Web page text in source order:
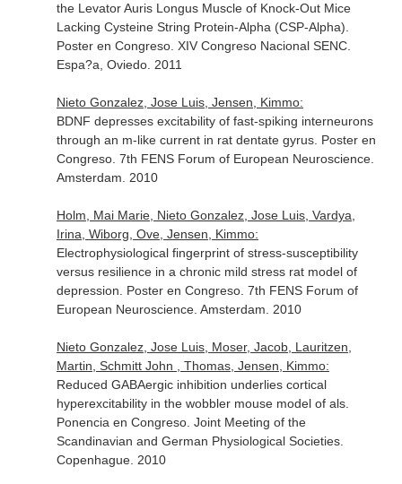
the Levator Auris Longus Muscle of Knock-Out Mice
Lacking Cysteine String Protein-Alpha (CSP-Alpha).
Poster en Congreso. XIV Congreso Nacional SENC.
Espa?a, Oviedo. 2011
Nieto Gonzalez, Jose Luis, Jensen, Kimmo:
BDNF depresses excitability of fast-spiking interneurons
through an m-like current in rat dentate gyrus. Poster en
Congreso. 7th FENS Forum of European Neuroscience.
Amsterdam. 2010
Holm, Mai Marie, Nieto Gonzalez, Jose Luis, Vardya,
Irina, Wiborg, Ove, Jensen, Kimmo:
Electrophysiological fingerprint of stress-susceptibility
versus resilience in a chronic mild stress rat model of
depression. Poster en Congreso. 7th FENS Forum of
European Neuroscience. Amsterdam. 2010
Nieto Gonzalez, Jose Luis, Moser, Jacob, Lauritzen,
Martin, Schmitt John , Thomas, Jensen, Kimmo:
Reduced GABAergic inhibition underlies cortical
hyperexcitability in the wobbler mouse model of als.
Ponencia en Congreso. Joint Meeting of the
Scandinavian and German Physiological Societies.
Copenhague. 2010